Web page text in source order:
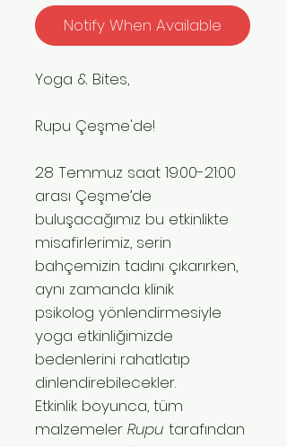
Notify When Available
Yoga & Bites,
Rupu Çeşme'de!
28 Temmuz saat 19:00-21:00
arası Çeşme’de
buluşacağımız bu etkinlikte
misafirlerimiz, serin
bahçemizin tadını çıkarırken,
aynı zamanda klinik
psikolog yönlendirmesiyle
yoga etkinliğimizde
bedenlerini rahatlatıp
dinlendirebilecekler.
Etkinlik boyunca, tüm
malzemeler Rupu tarafından